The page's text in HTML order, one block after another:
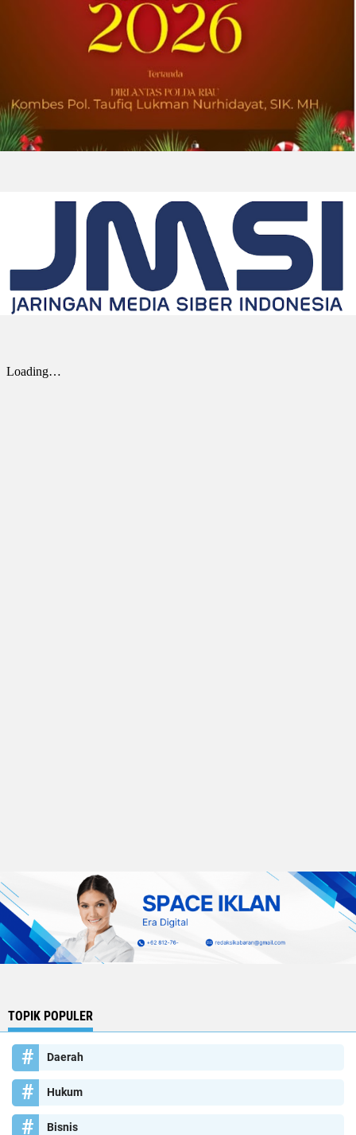
2026-08-01 00:27:35| Source:
Univar Solutions Mengapresiasi Mitra
Awards Tahunan
DOWNERS GROVE, Illinois, Aug. 01, 2026
(GLOBE NEWSWIRE) -- Univar Solutions LLC
(“Univar Solutions” atau “Perusahaan”),
penyedia solusi global terkemuka bagi
TOPIK POPULER
Daerah
Hukum
Bisnis